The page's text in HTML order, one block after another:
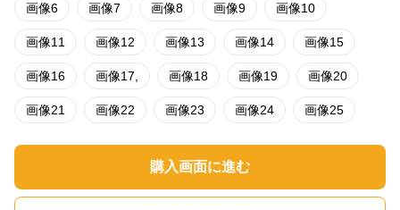
画像6 画像7 画像8 画像9 画像10
画像11 画像12 画像13 画像14 画像15
画像16 画像17, 画像18 画像19 画像20
画像21 画像22 画像23 画像24 画像25
購入画面に進む